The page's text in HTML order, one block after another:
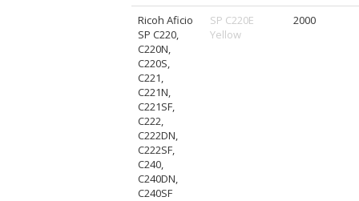
Ricoh Aficio
SP C220,
C220N,
C220S,
C221,
C221N,
C221SF,
C222,
C222DN,
C222SF,
C240,
C240DN,
C240SF
SP C220E
Yellow
2000